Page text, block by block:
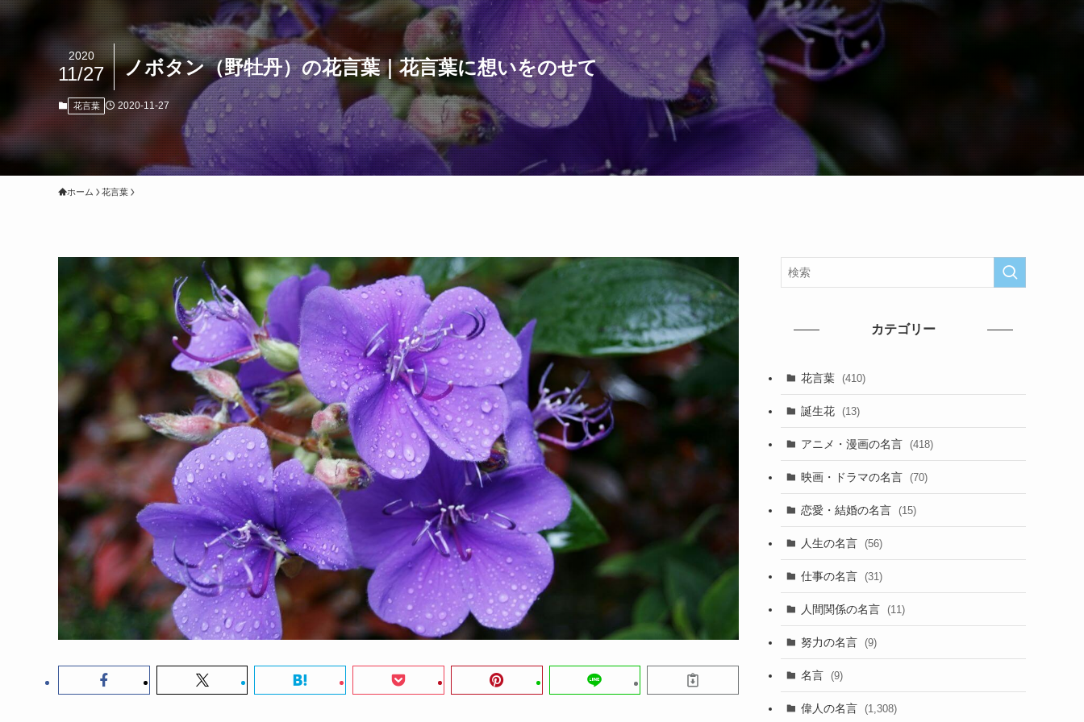
ノボタン（野牡丹）の花言葉｜花言葉に想いをのせて
2020
11/27
花言葉 2020-11-27
ホーム 花言葉
カテゴリー
花言葉 (410)
誕生花 (13)
アニメ・漫画の名言 (418)
映画・ドラマの名言 (70)
恋愛・結婚の名言 (15)
人生の名言 (56)
仕事の名言 (31)
人間関係の名言 (11)
努力の名言 (9)
名言 (9)
偉人の名言 (1,308)